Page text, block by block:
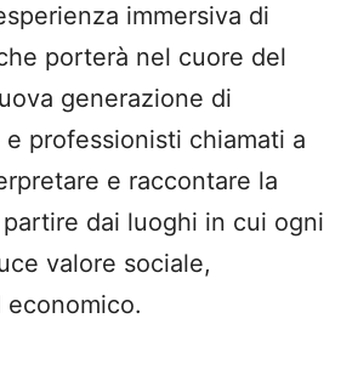
immersiva di
porterà nel cuore del
generazione di
professionisti chiamati a
e raccontare la
dai luoghi in cui ogni
valore sociale,
economico.